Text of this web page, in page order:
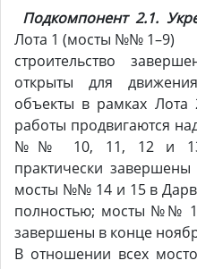
Подкомпонент 2.1.
Лота 1 (мосты №№ 1–9)
строительство
открыты для
объекты в рамках
работы продвигаются
№№ 10, 11, 12 и 13
практически
мосты №№ 14 и 15 в
полностью; мосты №№
завершены в конце
В отношении всех